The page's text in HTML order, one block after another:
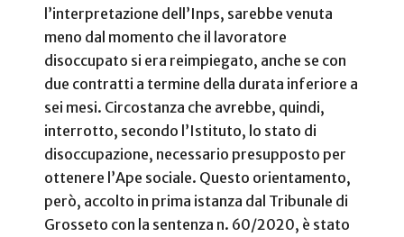
l’interpretazione dell’Inps, sarebbe venuta
meno dal momento che il lavoratore
disoccupato si era reimpiegato, anche se con
due contratti a termine della durata inferiore a
sei mesi. Circostanza che avrebbe, quindi,
interrotto, secondo l’Istituto, lo stato di
disoccupazione, necessario presupposto per
ottenere l’Ape sociale. Questo orientamento,
però, accolto in prima istanza dal Tribunale di
Grosseto con la sentenza n. 60/2020, è stato